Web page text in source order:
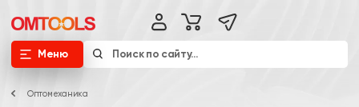
Меню
Оптомеханика